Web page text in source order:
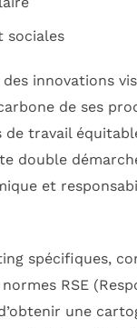
sociales
des innovations
de ses
travail
double
et
spécifiques,
RSE
une